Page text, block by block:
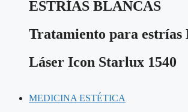
ESTRÍAS BLANCAS
Tratamiento para estrías
Láser Icon Starlux 1540
MEDICINA ESTÉTICA